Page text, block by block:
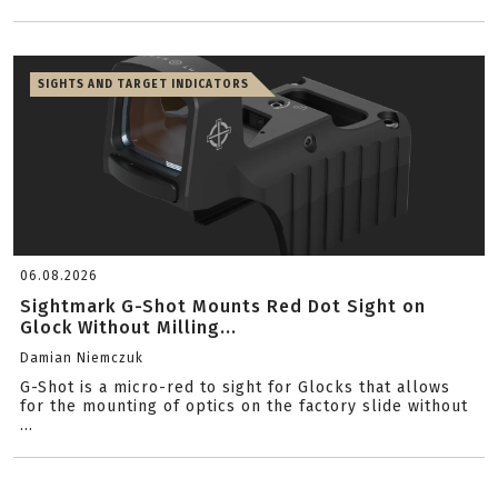
SIGHTS AND TARGET INDICATORS
06.08.2026
Sightmark G-Shot Mounts Red Dot Sight on
Glock Without Milling...
Damian Niemczuk
G-Shot is a micro-red to sight for Glocks that allows
for the mounting of optics on the factory slide without
...